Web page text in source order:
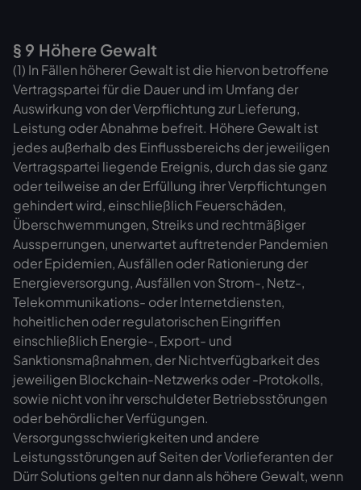
§ 9 Höhere Gewalt
(1) In Fällen höherer Gewalt ist die hiervon betroffene
Vertragspartei für die Dauer und im Umfang der
Auswirkung von der Verpflichtung zur Lieferung,
Leistung oder Abnahme befreit. Höhere Gewalt ist
jedes außerhalb des Einflussbereichs der jeweiligen
Vertragspartei liegende Ereignis, durch das sie ganz
oder teilweise an der Erfüllung ihrer Verpflichtungen
gehindert wird, einschließlich Feuerschäden,
Überschwemmungen, Streiks und rechtmäßiger
Aussperrungen, unerwartet auftretender Pandemien
oder Epidemien, Ausfällen oder Rationierung der
Energieversorgung, Ausfällen von Strom-, Netz-,
Telekommunikations- oder Internetdiensten,
hoheitlichen oder regulatorischen Eingriffen
einschließlich Energie-, Export- und
Sanktionsmaßnahmen, der Nichtverfügbarkeit des
jeweiligen Blockchain-Netzwerks oder -Protokolls,
sowie nicht von ihr verschuldeter Betriebsstörungen
oder behördlicher Verfügungen.
Versorgungsschwierigkeiten und andere
Leistungsstörungen auf Seiten der Vorlieferanten der
Dürr Solutions gelten nur dann als höhere Gewalt, wenn